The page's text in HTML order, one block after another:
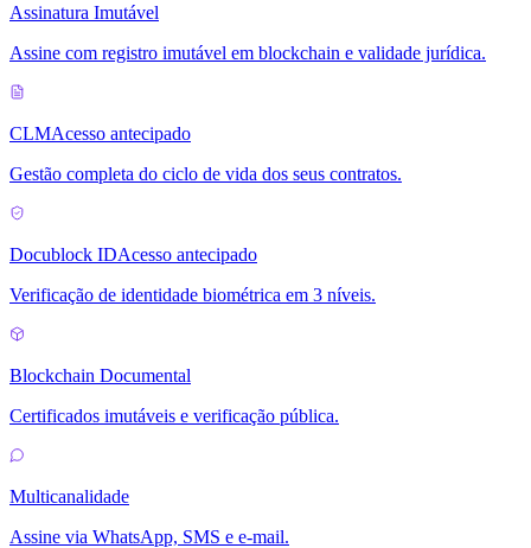
Assinatura Imutável
Assine com registro imutável em blockchain e validade jurídica.
CLMAcesso antecipado
Gestão completa do ciclo de vida dos seus contratos.
Docublock IDAcesso antecipado
Verificação de identidade biométrica em 3 níveis.
Blockchain Documental
Certificados imutáveis e verificação pública.
Multicanalidade
Assine via WhatsApp, SMS e e-mail.